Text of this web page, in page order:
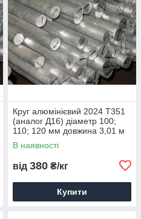
Круг алюмінієвий 2024 Т351
(аналог Д16) діаметр 100;
110; 120 мм довжина 3,01 м
доставка порізування
паковання
В наявності
від 380 ₴/кг
Купити